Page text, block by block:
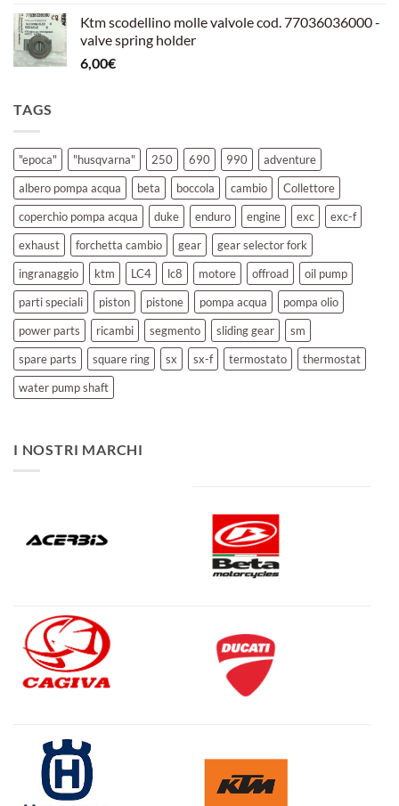
Ktm scodellino molle valvole cod. 77036036000 -
valve spring holder
6,00€
TAGS
"epoca" "husqvarna" 250 690 990
adventure
albero pompa acqua
beta boccola cambio
Collettore
coperchio pompa acqua
duke enduro engine exc
exc-f
exhaust
forchetta cambio gear
gear selector fork
ingranaggio
ktm LC4 lc8 motore offroad
oil pump
parti speciali
piston pistone pompa acqua
pompa olio
power parts
ricambi segmento sliding gear
sm
spare parts
square ring sx sx-f termostato
thermostat
water pump shaft
I NOSTRI MARCHI